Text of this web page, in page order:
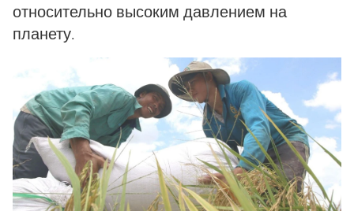
относительно высоким давлением на
планету.